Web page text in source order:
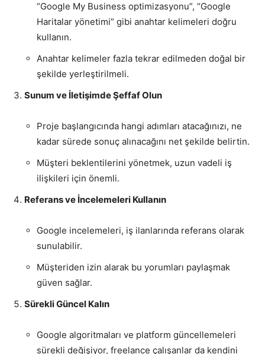
“Google My Business optimizasyonu”, “Google
Haritalar yönetimi” gibi anahtar kelimeleri doğru
kullanın.
Anahtar kelimeler fazla tekrar edilmeden doğal bir
şekilde yerleştirilmeli.
Sunum ve İletişimde Şeffaf Olun
Proje başlangıcında hangi adımları atacağınızı, ne
kadar sürede sonuç alınacağını net şekilde belirtin.
Müşteri beklentilerini yönetmek, uzun vadeli iş
ilişkileri için önemli.
Referans ve İncelemeleri Kullanın
Google incelemeleri, iş ilanlarında referans olarak
sunulabilir.
Müşteriden izin alarak bu yorumları paylaşmak
güven sağlar.
Sürekli Güncel Kalın
Google algoritmaları ve platform güncellemeleri
sürekli değişiyor, freelance çalışanlar da kendini